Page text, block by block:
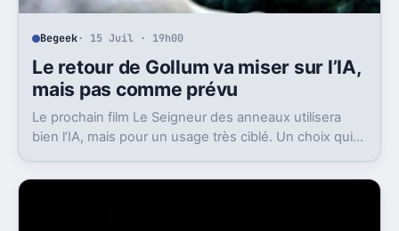
Begeek· 15 Juil · 19h00
Le retour de Gollum va miser sur l’IA,
mais pas comme prévu
Le prochain film Le Seigneur des anneaux utilisera
bien l’IA, mais pour un usage très ciblé. Un choix qui